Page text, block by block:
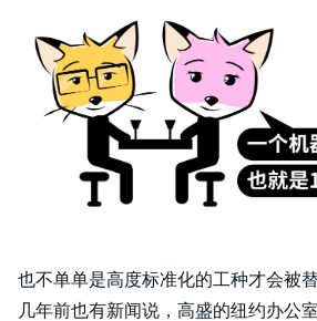
也不单单是高度标准化的工种才会被替
几年前也有新闻说，高盛的纽约办公